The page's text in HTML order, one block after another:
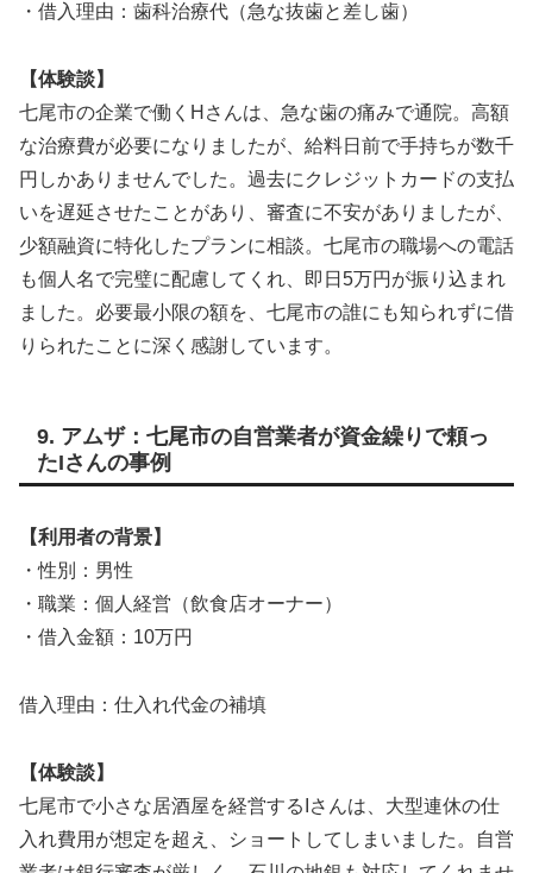
・借入理由：歯科治療代（急な抜歯と差し歯）
【体験談】
七尾市の企業で働くHさんは、急な歯の痛みで通院。高額
な治療費が必要になりましたが、給料日前で手持ちが数千
円しかありませんでした。過去にクレジットカードの支払
いを遅延させたことがあり、審査に不安がありましたが、
少額融資に特化したプランに相談。七尾市の職場への電話
も個人名で完璧に配慮してくれ、即日5万円が振り込まれ
ました。必要最小限の額を、七尾市の誰にも知られずに借
りられたことに深く感謝しています。
9. アムザ：七尾市の自営業者が資金繰りで頼っ
たIさんの事例
【利用者の背景】
・性別：男性
・職業：個人経営（飲食店オーナー）
・借入金額：10万円
借入理由：仕入れ代金の補填
【体験談】
七尾市で小さな居酒屋を経営するIさんは、大型連休の仕
入れ費用が想定を超え、ショートしてしまいました。自営